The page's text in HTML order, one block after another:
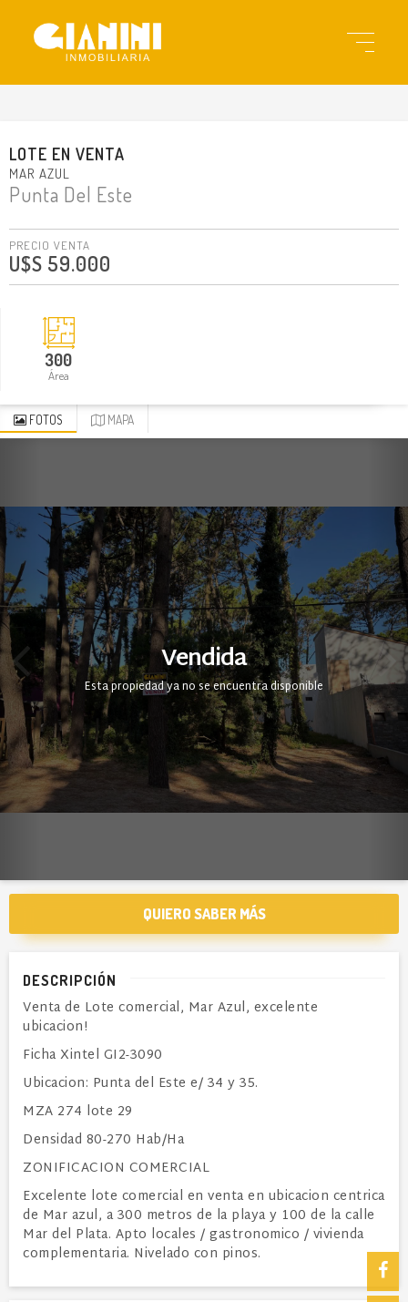
LOTE EN VENTA
MAR AZUL
Punta Del Este
PRECIO VENTA
U$S 59.000
300
Área
FOTOS MAPA
Vendida
QUIERO SABER MÁS
DESCRIPCIÓN
Venta de Lote comercial, Mar Azul, excelente
ubicacion!
Ficha Xintel GI2-3090
Ubicacion: Punta del Este e/ 34 y 35.
MZA 274 lote 29
Densidad 80-270 Hab/Ha
ZONIFICACION COMERCIAL
Excelente lote comercial en venta en ubicacion centrica
de Mar azul, a 300 metros de la playa y 100 de la calle
Mar del Plata. Apto locales / gastronomico / vivienda
complementaria. Nivelado con pinos.